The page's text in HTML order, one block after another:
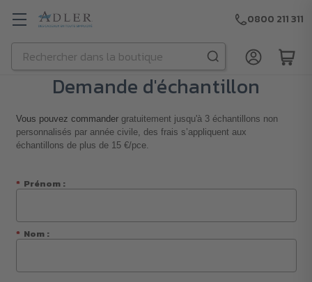
Passer au contenu principal
Rechercher
0800 211 311
Demande d'échantillon
Vous pouvez commander gratuitement jusqu'à 3 échantillons non
personnalisés par année civile, des frais s’appliquent aux
échantillons de plus de 15 €/pce.
* Prénom :
* Nom :